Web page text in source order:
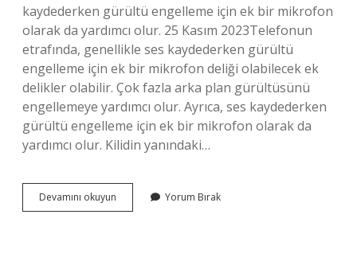
kaydederken gürültü engelleme için ek bir mikrofon
olarak da yardımcı olur. 25 Kasım 2023Telefonun
etrafında, genellikle ses kaydederken gürültü
engelleme için ek bir mikrofon deliği olabilecek ek
delikler olabilir. Çok fazla arka plan gürültüsünü
engellemeye yardımcı olur. Ayrıca, ses kaydederken
gürültü engelleme için ek bir mikrofon olarak da
yardımcı olur. Kilidin yanındaki…
Devamını okuyun Bazaların
Yanındaki
Yorum Bırak